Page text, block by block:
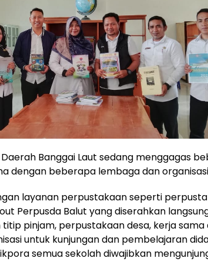
Banggai Laut sedang menggagas
dengan beberapa lembaga dan
layanan perpustakaan seperti
Perpusda Balut yang diserahkan
titip pinjam, perpustakaan desa, kerja
untuk kunjungan dan pembelajaran
semua sekolah diwajibkan